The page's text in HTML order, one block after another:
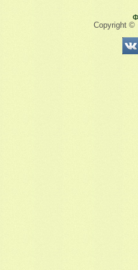
Copyright ©